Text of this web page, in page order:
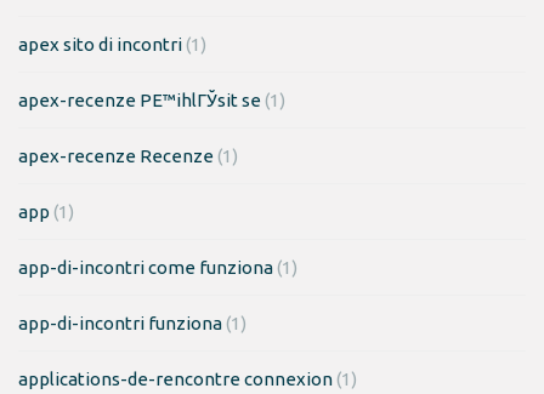
apex sito di incontri(1)
apex-recenze PЕ™ihlГЎsit se(1)
apex-recenze Recenze(1)
app (1)
app-di-incontri come funziona(1)
app-di-incontri funziona(1)
applications-de-rencontre connexion(1)